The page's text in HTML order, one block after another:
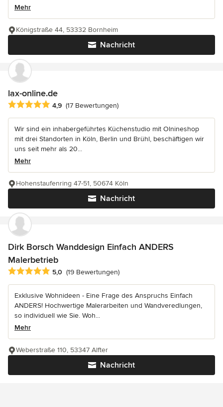
Mehr
Nachricht
Königstraße 44, 53332 Bornheim
lax-online.de
Durchschnittliche Bewertung: 4.9 von 5 Sternen
4,9 (17 Bewertungen)
Wir sind ein inhabergeführtes Küchenstudio mit Olnineshop
mit drei Standorten in Köln, Berlin und Brühl, beschäftigen wir
uns seit mehr als 20...
Mehr
Nachricht
Hohenstaufenring 47-51, 50674 Köln
Dirk Borsch Wanddesign Einfach ANDERS
Malerbetrieb
Durchschnittliche Bewertung: 5 von 5 Sternen
5,0 (19 Bewertungen)
Exklusive Wohnideen - Eine Frage des Anspruchs Einfach
ANDERS! Hochwertige Malerarbeiten und Wandveredlungen,
so individuell wie Sie. Woh...
Mehr
Nachricht
Weberstraße 110, 53347 Alfter